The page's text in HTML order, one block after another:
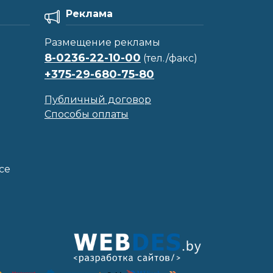
Реклама
Размещение рекламы
8-0236-22-10-00 (тел./факс)
+375-29-680-75-80
Публичный договор
Способы оплаты